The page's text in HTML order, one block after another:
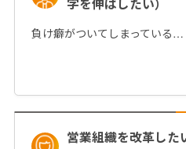
字を伸ばしたい）
負け癖がついてしまっている…
営業組織を改革した